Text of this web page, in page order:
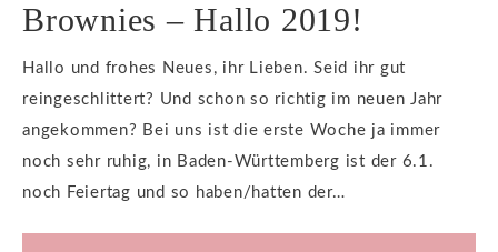
Brownies – Hallo 2019!
Hallo und frohes Neues, ihr Lieben. Seid ihr gut
reingeschlittert? Und schon so richtig im neuen Jahr
angekommen? Bei uns ist die erste Woche ja immer
noch sehr ruhig, in Baden-Württemberg ist der 6.1.
noch Feiertag und so haben/hatten der…